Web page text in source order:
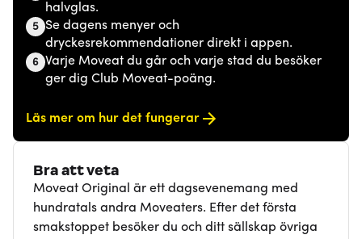
halvglas.
5 Se dagens menyer och
dryckesrekommendationer direkt i appen.
6 Varje Moveat du går och varje stad du besöker
ger dig Club Moveat-poäng.
Läs mer om hur det fungerar
Bra att veta
Moveat Original är ett dagsevenemang med
hundratals andra Moveaters. Efter det första
smakstoppet besöker du och ditt sällskap övriga